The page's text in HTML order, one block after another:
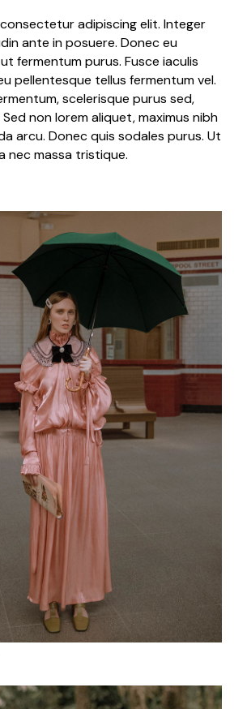
adipiscing elit. Integer
ante in posuere. Donec eu
fermentum purus. Fusce iaculis
pellentesque tellus fermentum vel.
scelerisque purus sed,
non lorem aliquet, maximus nibh
arcu. Donec quis sodales purus. Ut
nec massa tristique.